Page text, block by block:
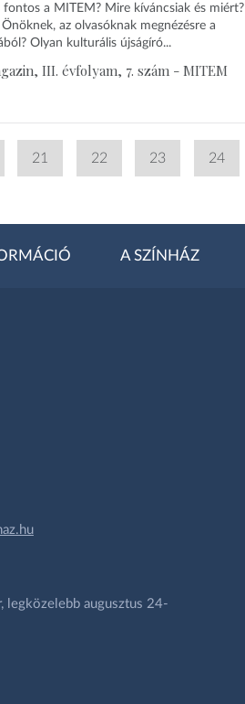
fontos a MITEM? Mire kíváncsiak és miért?
az olvasóknak megnézésre a
Olyan kulturális újságíró...
III. évfolyam, 7. szám - MITEM
21 22 23 24
A SZÍNHÁZ
legközelebb augusztus 24-